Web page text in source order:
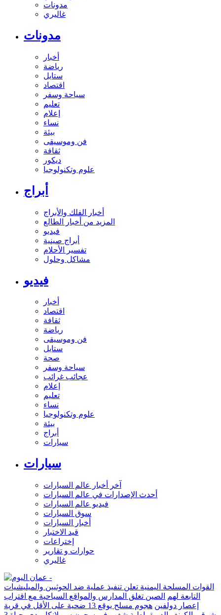
مدونات
غاليري
مدونات
أخبار
رياضة
ستايل
اقتصاد
سياحة وسفر
تعليم
إعلام
نساء
بيئة
فن وموسيقى
ثقافة
ديكور
علوم وتكنولوجيا
أبراج
أخبار الفلك والأبراج
المزيد من أخبار الطالع
فيديو
أبراج صينية
تفسير الأحلام
مشاكل وحلول
فيديو
أخبار
اقتصاد
ثقافة
رياضة
فن وموسيقى
ستايل
صحة
سياحة وسفر
عجائب غرائب
إعلام
تعليم
نساء
علوم وتكنولوجيا
بيئة
أبراج
سيارات
سيارات
آخر أخبار عالم السيارات
أحدث الإصدارات في عالم السيارات
فيديو عالم السيارات
سوق السيارات
أخبار السيارات
قيد الاختبار
إختراعات
حوارات و تقارير
غاليري
القوات المسلحة اليمنية تعلن تنفيذ عملية ضد الحوثيين والميليشيات
التابعة لهم
الصين تغلق المدارس والمواقع السياحية مع اقتراب
إعصار دولفين
هجوم مسلح يوقع 13 ضحية على الأقل في قرية